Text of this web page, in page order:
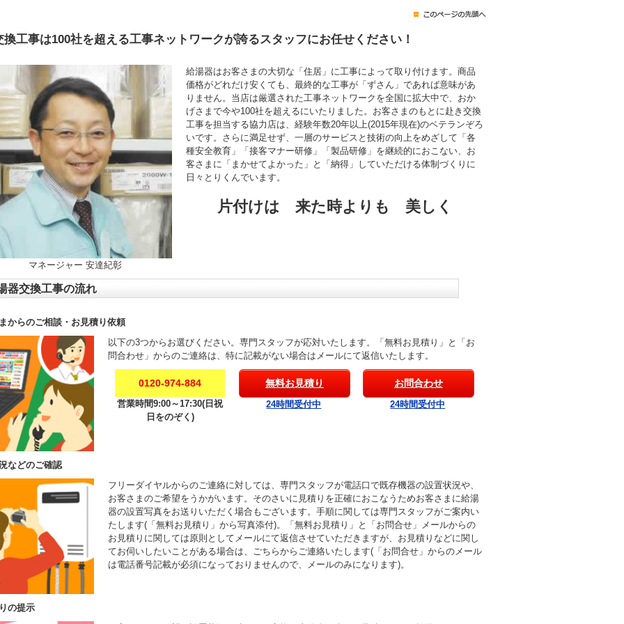
換工事は100社を超える工事ネットワークが誇るスタッフにお任せください！
マネージャー 安達紀彰
給湯器はお客さまの大切な「住居」に工事によって取り付けます。商品
価格がどれだけ安くても、最終的な工事が「ずさん」であれば意味があ
りません。当店は厳選された工事ネットワークを全国に拡大中で、おか
げさまで今や100社を超えるにいたりました。お客さまのもとに赴き交換
工事を担当する協力店は、経験年数20年以上(2015年現在)のベテランぞろ
いです。さらに満足せず、一層のサービスと技術の向上をめざして「各
種安全教育」「接客マナー研修」「製品研修」を継続的におこない、お
客さまに「まかせてよかった」と「納得」していただける体制づくりに
日々とりくんでいます。
片付けは 来た時よりも 美しく
器交換工事の流れ
からのご相談・お見積り依頼
以下の3つからお選びください。専門スタッフが応対いたします。「無料お見積り」と「お
問合わせ」からのご連絡は、特に記載がない場合はメールにて返信いたします。
0120-974-884
営業時間9:00～17:30(日祝
日をのぞく)
無料お見積り
24時間受付中
お問合わせ
24時間受付中
などのご確認
フリーダイヤルからのご連絡に対しては、専門スタッフが電話口で既存機器の設置状況や、
お客さまのご希望をうかがいます。そのさいに見積りを正確におこなうためお客さまに給湯
器の設置写真をお送りいただく場合もございます。手順に関しては専門スタッフがご案内い
たします(「無料お見積り」から写真添付)。「無料お見積り」と「お問合せ」メールからの
お見積りに関しては原則としてメールにて返信させていただきますが、お見積りなどに関し
てお伺いしたいことがある場合は、ごちらからご連絡いたします(「お問合せ」からのメール
は電話番号記載が必須になっておりませんので、メールのみになります)。
の提示